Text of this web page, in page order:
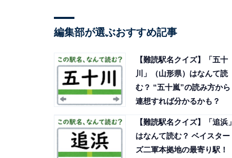
編集部が選ぶおすすめ記事
【難読駅名クイズ】「五十
川」（山形県）はなんて読
む？ “五十嵐”の読み方から
連想すれば分かるかも？
【難読駅名クイズ】「追浜」
はなんて読む？ ベイスター
ズ二軍本拠地の最寄り駅！